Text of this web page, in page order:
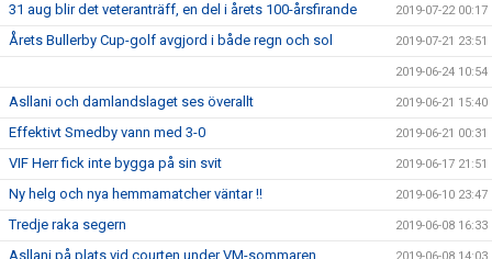
31 aug blir det veteranträff, en del i årets 100-årsfirande 2019-07-22 00:17
Årets Bullerby Cup-golf avgjord i både regn och sol 2019-07-21 23:51
2019-06-24 10:54
Asllani och damlandslaget ses överallt 2019-06-21 15:40
Effektivt Smedby vann med 3-0 2019-06-21 00:31
VIF Herr fick inte bygga på sin svit 2019-06-17 21:51
Ny helg och nya hemmamatcher väntar !! 2019-06-10 23:47
Tredje raka segern 2019-06-08 16:33
Asllani på plats vid courten under VM-sommaren